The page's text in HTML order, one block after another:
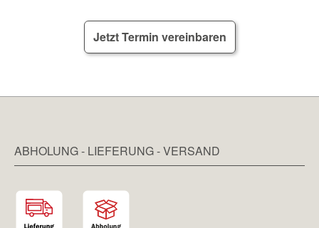
Jetzt Termin vereinbaren
ABHOLUNG - LIEFERUNG - VERSAND